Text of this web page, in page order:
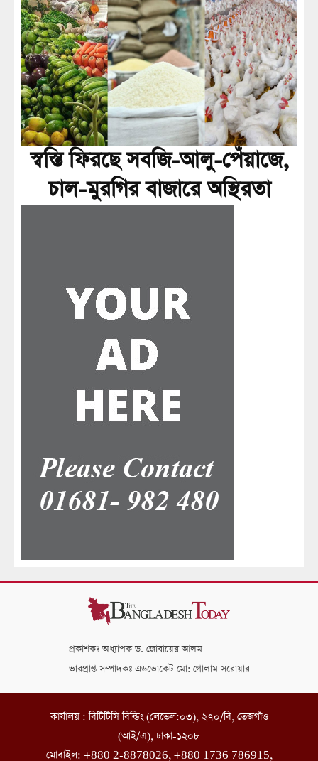
স্বস্তি ফিরছে সবজি-আলু-পেঁয়াজে,
চাল-মুরগির বাজারে অস্থিরতা
প্রকাশকঃ অধ্যাপক ড. জোবায়ের আলম
ভারপ্রাপ্ত সম্পাদকঃ এডভোকেট মো: গোলাম সরোয়ার
কার্যালয় : বিটিটিসি বিল্ডিং (লেভেল:০৩), ২৭০/বি, তেজগাঁও
(আই/এ), ঢাকা-১২০৮
মোবাইল: +880 2-8878026, +880 1736 786915,